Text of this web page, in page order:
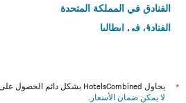
الفنادق في المملكة المتحدة
الفنادق في إيطاليا
*
يحاول HotelsCombined بشكل دائم الحصول على الأسعار الدقيقة، ولكن
لا يمكن ضمان الأسعار .